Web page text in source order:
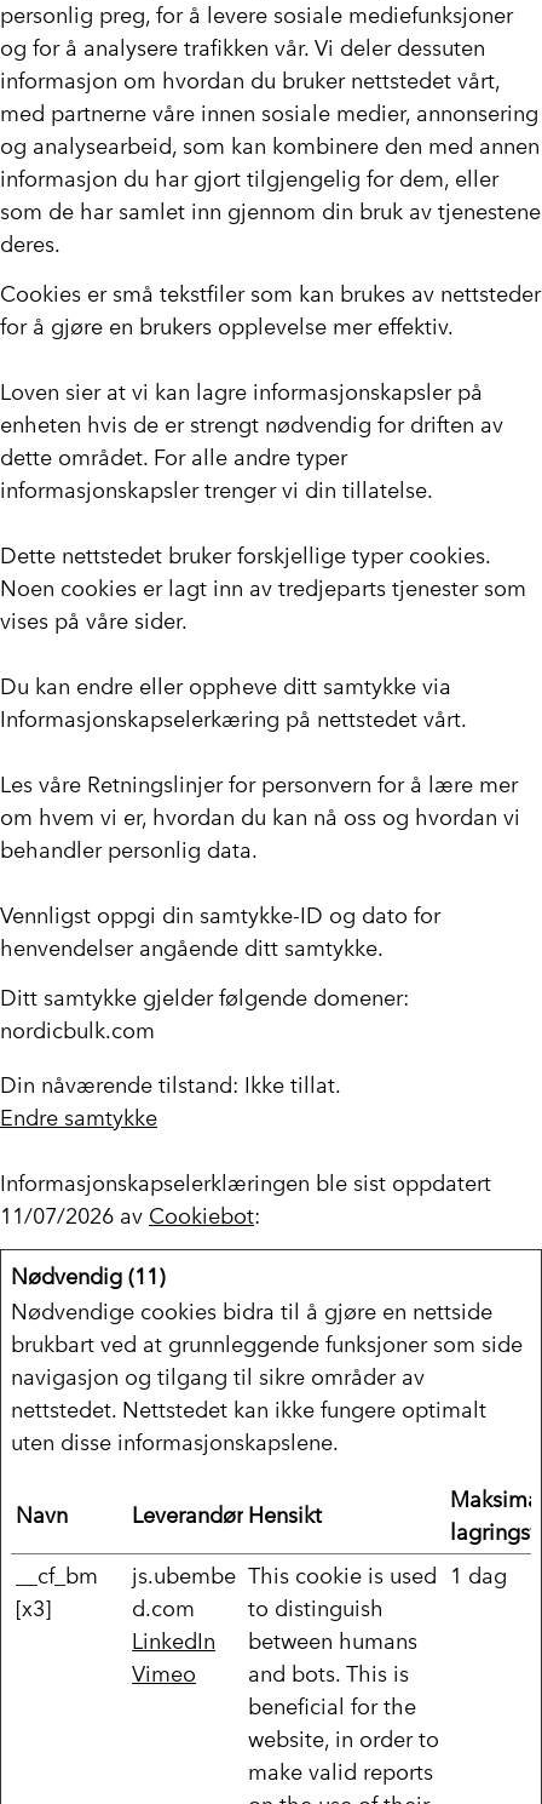
personlig preg, for å levere sosiale mediefunksjoner
og for å analysere trafikken vår. Vi deler dessuten
informasjon om hvordan du bruker nettstedet vårt,
med partnerne våre innen sosiale medier, annonsering
og analysearbeid, som kan kombinere den med annen
informasjon du har gjort tilgjengelig for dem, eller
som de har samlet inn gjennom din bruk av tjenestene
deres.
Cookies er små tekstfiler som kan brukes av nettsteder
for å gjøre en brukers opplevelse mer effektiv.
Loven sier at vi kan lagre informasjonskapsler på
enheten hvis de er strengt nødvendig for driften av
dette området. For alle andre typer
informasjonskapsler trenger vi din tillatelse.
Dette nettstedet bruker forskjellige typer cookies.
Noen cookies er lagt inn av tredjeparts tjenester som
vises på våre sider.
Du kan endre eller oppheve ditt samtykke via
Informasjonskapselerkæring på nettstedet vårt.
Les våre Retningslinjer for personvern for å lære mer
om hvem vi er, hvordan du kan nå oss og hvordan vi
behandler personlig data.
Vennligst oppgi din samtykke-ID og dato for
henvendelser angående ditt samtykke.
Ditt samtykke gjelder følgende domener:
nordicbulk.com
Din nåværende tilstand: Ikke tillat.
Endre samtykke
Informasjonskapselerklæringen ble sist oppdatert
11/07/2026 av Cookiebot:
Nødvendig (11)
Nødvendige cookies bidra til å gjøre en nettside
brukbart ved at grunnleggende funksjoner som side
navigasjon og tilgang til sikre områder av
nettstedet. Nettstedet kan ikke fungere optimalt
uten disse informasjonskapslene.
Navn Leverandør Hensikt
__cf_bm
[x3]
js.ubembe
d.com
LinkedIn
Vimeo
This cookie is used
to distinguish
between humans
and bots. This is
beneficial for the
website, in order to
make valid reports
1 dag